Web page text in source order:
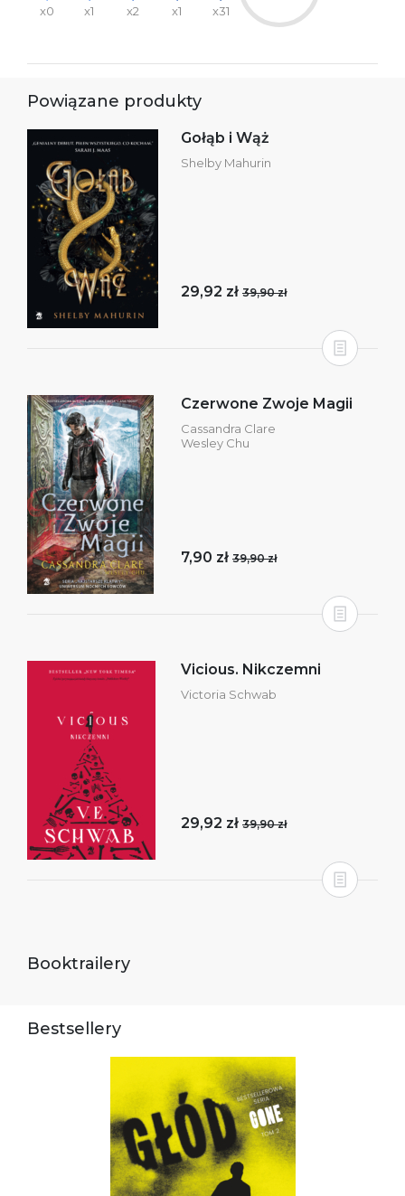
x0
x1
x2
x1
x31
Powiązane produkty
Gołąb i Wąż
Shelby Mahurin
29,92 zł 39,90 zł
Czerwone Zwoje Magii
Cassandra Clare
Wesley Chu
7,90 zł 39,90 zł
Vicious. Nikczemni
Victoria Schwab
29,92 zł 39,90 zł
Booktrailery
Bestsellery